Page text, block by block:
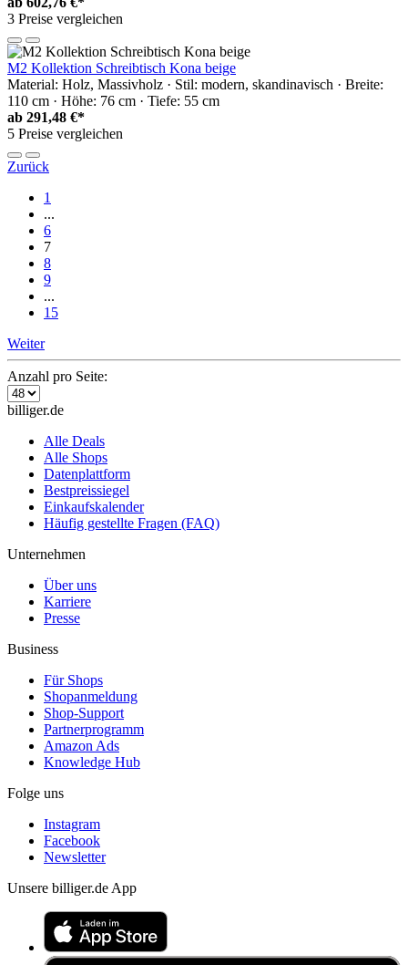
3 Preise vergleichen
M2 Kollektion Schreibtisch Kona beige
Material: Holz, Massivholz · Stil: modern, skandinavisch · Breite:
110 cm · Höhe: 76 cm · Tiefe: 55 cm
ab 291,48 €*
5 Preise vergleichen
Zurück
1
...
6
7
8
9
...
15
Weiter
Anzahl pro Seite:
billiger.de
Alle Deals
Alle Shops
Datenplattform
Bestpreissiegel
Einkaufskalender
Häufig gestellte Fragen (FAQ)
Unternehmen
Über uns
Karriere
Presse
Business
Für Shops
Shopanmeldung
Shop-Support
Partnerprogramm
Amazon Ads
Knowledge Hub
Folge uns
Instagram
Facebook
Newsletter
Unsere billiger.de App